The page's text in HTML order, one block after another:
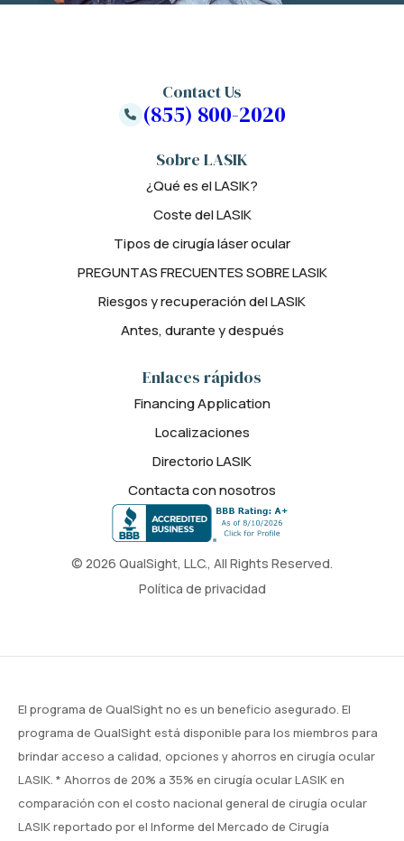
© 2026 QualSight, LLC., All Rights Reserved.
Política de privacidad
Sobre LASIK
¿Qué es el LASIK?
Coste del LASIK
Tipos de cirugía láser ocular
PREGUNTAS FRECUENTES SOBRE LASIK
Riesgos y recuperación del LASIK
Antes, durante y después
Enlaces rápidos
Financing Application
Localizaciones
Directorio LASIK
Contacta con nosotros
Contact Us
(855) 800-2020
El programa de QualSight no es un beneficio asegurado. El
programa de QualSight está disponible para los miembros para
brindar acceso a calidad, opciones y ahorros en cirugía ocular
LASIK. * Ahorros de 20% a 35% en cirugía ocular LASIK en
comparación con el costo nacional general de cirugía ocular
LASIK reportado por el Informe del Mercado de Cirugía